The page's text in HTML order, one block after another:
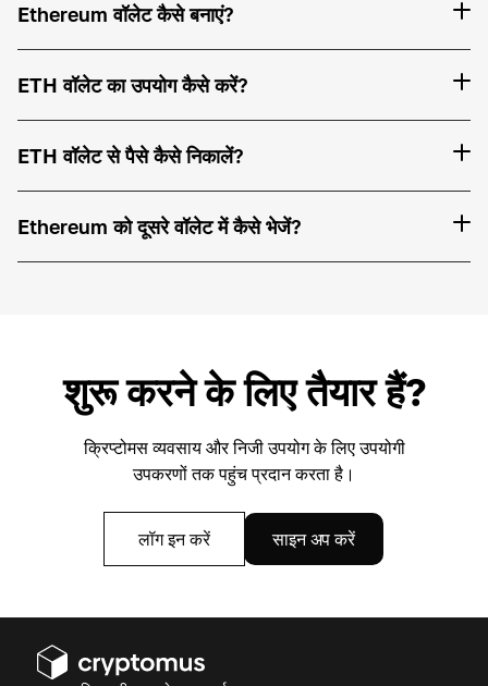
Ethereum वॉलेट कैसे बनाएं?
ETH वॉलेट का उपयोग कैसे करें?
ETH वॉलेट से पैसे कैसे निकालें?
Ethereum को दूसरे वॉलेट में कैसे भेजें?
शुरू करने के लिए तैयार हैं?
क्रिप्टोमस व्यवसाय और निजी उपयोग के लिए उपयोगी
उपकरणों तक पहुंच प्रदान करता है।
लॉग इन करें साइन अप करें